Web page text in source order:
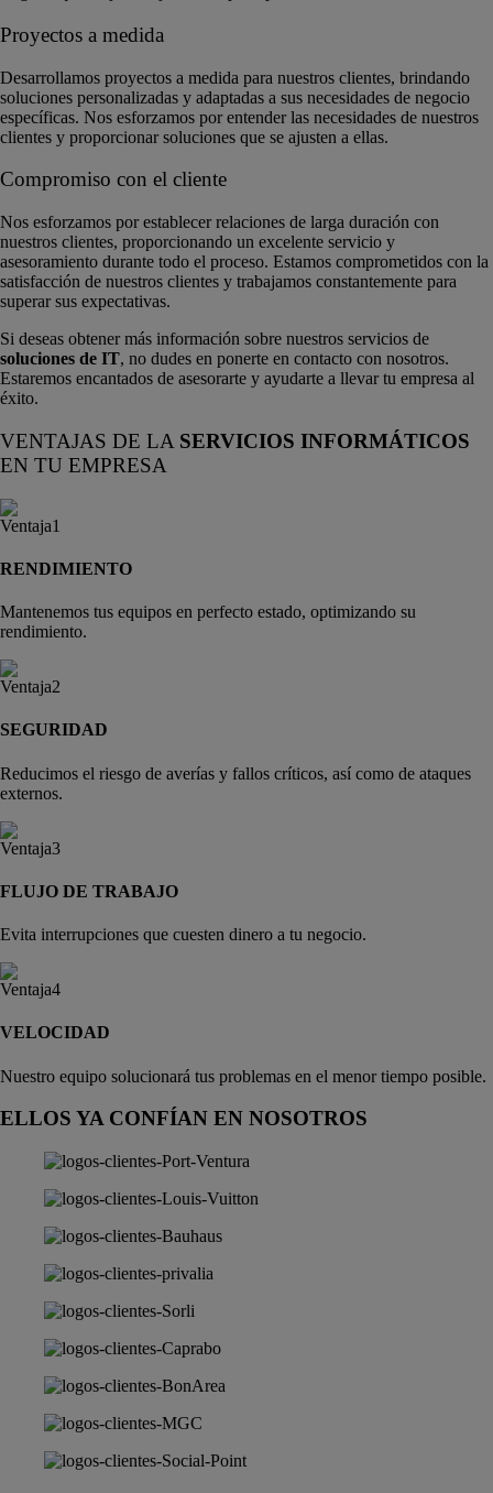
Proyectos a medida
Desarrollamos proyectos a medida para nuestros clientes, brindando
soluciones personalizadas y adaptadas a sus necesidades de negocio
específicas. Nos esforzamos por entender las necesidades de nuestros
clientes y proporcionar soluciones que se ajusten a ellas.
Compromiso con el cliente
Nos esforzamos por establecer relaciones de larga duración con
nuestros clientes, proporcionando un excelente servicio y
asesoramiento durante todo el proceso. Estamos comprometidos con la
satisfacción de nuestros clientes y trabajamos constantemente para
superar sus expectativas.
Si deseas obtener más información sobre nuestros servicios de
soluciones de IT, no dudes en ponerte en contacto con nosotros.
Estaremos encantados de asesorarte y ayudarte a llevar tu empresa al
éxito.
VENTAJAS DE LA SERVICIOS INFORMÁTICOS
EN TU EMPRESA
RENDIMIENTO
Mantenemos tus equipos en perfecto estado, optimizando su
rendimiento.
SEGURIDAD
Reducimos el riesgo de averías y fallos críticos, así como de ataques
externos.
FLUJO DE TRABAJO
Evita interrupciones que cuesten dinero a tu negocio.
VELOCIDAD
Nuestro equipo solucionará tus problemas en el menor tiempo posible.
ELLOS YA CONFÍAN EN NOSOTROS